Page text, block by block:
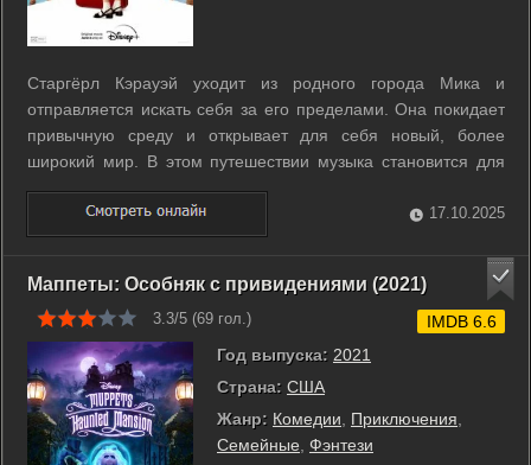
Старгёрл Кэрауэй уходит из родного города Мика и
отправляется искать себя за его пределами. Она покидает
привычную среду и открывает для себя новый, более
широкий мир. В этом путешествии музыка становится для
неё проводником. Мечты и возможности подталкивают её к
решению идти дальше и пробовать новое, сталкиваясь с
неизбежными выбором и переменами. ...
17.10.2025
Маппеты: Особняк с привидениями (2021)
3.3/5 (69 гол.)
Год выпуска: 2021
Страна: США
Жанр: Комедии, Приключения,
Семейные, Фэнтези
IMDB 6.6